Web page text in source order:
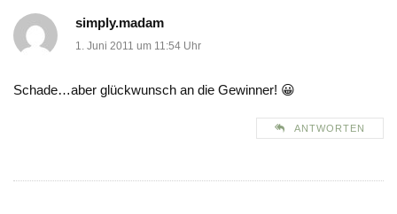
simply.madam
1. Juni 2011 um 11:54 Uhr
Schade…aber glückwunsch an die Gewinner! 😀
ANTWORTEN